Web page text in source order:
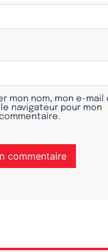
mon nom, mon e-mail
navigateur pour mon